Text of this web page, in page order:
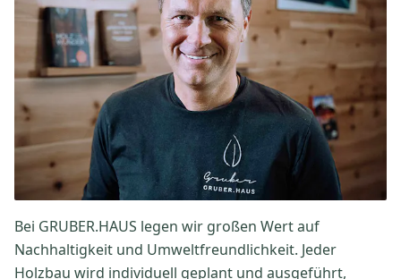
Bei GRUBER.HAUS legen wir großen Wert auf
Nachhaltigkeit und Umweltfreundlichkeit. Jeder
Holzbau wird individuell geplant und ausgeführt,